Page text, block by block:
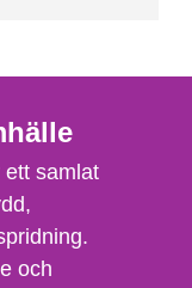
ett samlat
och